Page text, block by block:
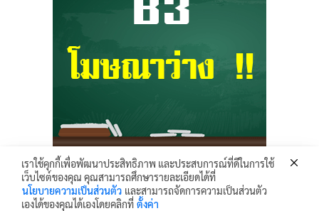
Krunhongonline.com © 2017 - All Rights Reserved.
ครูหน่องออนไลน์ เว็บไซต์ข้อมูล ข่าวสาร เพื่อการเผยแพร่ความรู้ ด้านการศึกษา
เราใช้คุกกี้เพื่อพัฒนาประสิทธิภาพ และประสบการณ์ที่ดีในการใช้
เว็บไซต์ของคุณ คุณสามารถศึกษารายละเอียดได้ที่
นโยบายความเป็นส่วนตัว และสามารถจัดการความเป็นส่วนตัว
เองได้ของคุณได้เองโดยคลิกที่ ตั้งค่า